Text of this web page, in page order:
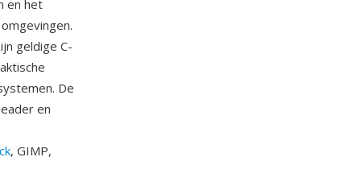
en het
geldige C-
De
en
, GIMP,